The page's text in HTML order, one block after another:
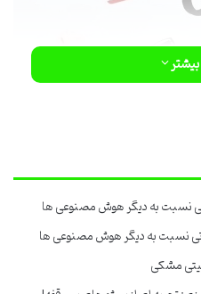
ببینیم چطور می‌تونیم بهترین
غول مرحله آخر رو شکست بدیم.
امروز یک
نسبت به دیگر هوش مصنوعی ها
نسبت به دیگر هوش مصنوعی ها
مشکی